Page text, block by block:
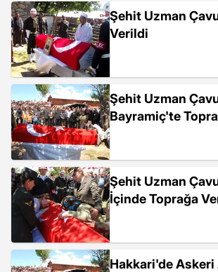
Şehit Uzman
Verildi
Şehit Uzman
Bayramiç'te
Şehit Uzman
İçinde Toprağa
Hakkari'de Askeri